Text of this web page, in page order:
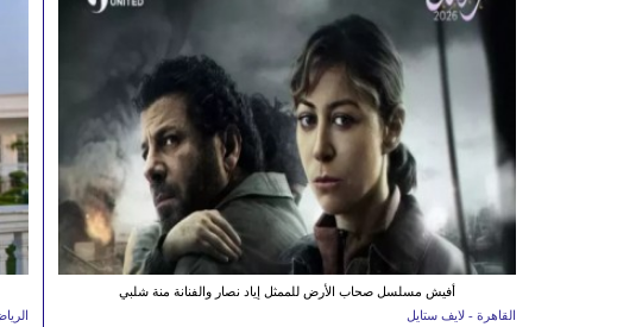
أفيش مسلسل صحاب الأرض للممثل إياد نصار والفنانة منة شلبي
القاهرة - لايف ستايل